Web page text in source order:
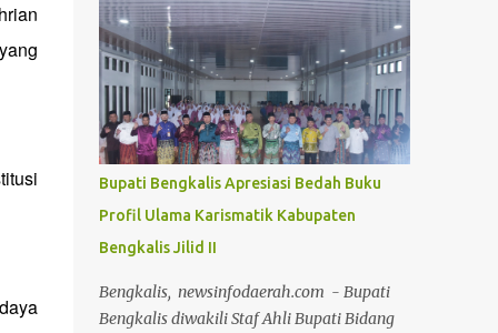
masyarakat setempat. Acara mingguan ini
dilaksanakan atas arahan langsung Bupati
Rokan Hilir, H. Bistamam, dan didukung
penuh oleh Pemerintah Kabupaten Rokan
Hilir. Agenda tersebut menjadi upaya nyata
pemerintah untuk terus mendorong budaya
hidup sehat sekaligus menghidupkan ruang
publik yang positif bagi warga. Sejak pagi,
warga dari berbagai kalangan usia
memanfaatkan momen bebas kendaraan
senam bersama, joging, hingga bersepeda.
Bupati Bengkalis Apresiasi Bedah Buku
Profil Ulama Karismatik Kabupaten
Bengkalis Jilid II
Bengkalis, newsinfodaerah.com - Bupati
Bengkalis diwakili Staf Ahli Bupati Bidang